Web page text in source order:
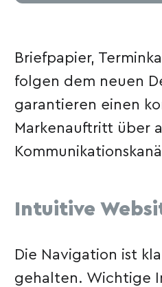
Briefpapier,
folgen dem neuen
garantieren einen
Markenauftritt über
Intuitive
Die Navigation ist
gehalten. Wichtige